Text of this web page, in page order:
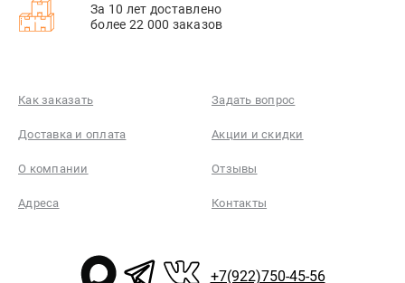
За 10 лет доставлено
более 22 000 заказов
Как заказать Задать вопрос
Доставка и оплата Акции и скидки
О компании Отзывы
Адреса Контакты
+7(922)750-45-56